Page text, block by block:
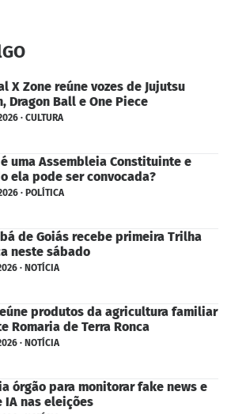
X Zone reúne vozes de Jujutsu
Dragon Ball e One Piece
· CULTURA
uma Assembleia Constituinte e
ela pode ser convocada?
· POLÍTICA
de Goiás recebe primeira Trilha
neste sábado
· NOTÍCIA
produtos da agricultura familiar
Romaria de Terra Ronca
· NOTÍCIA
órgão para monitorar fake news e
IA nas eleições